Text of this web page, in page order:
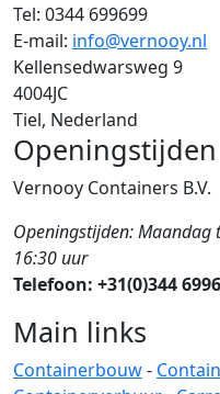
Tel: 0344 699699
E-mail: info@vernooy.nl
Kellensedwarsweg 9
4004JC
Tiel, Nederland
Openingstijden
Vernooy Containers B.V.
Openingstijden:
16:30 uur
Telefoon: +31(0)344
Main links
Containerbouw-